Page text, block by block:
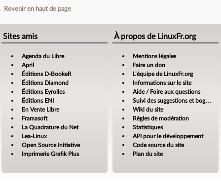
Revenir en haut de page
Sites amis
Agenda du Libre
April
Éditions D-BookeR
Éditions Diamond
Éditions Eyrolles
Éditions ENI
En Vente Libre
Framasoft
La Quadrature du Net
Lea-Linux
Open Source Initiative
Imprimerie Grafik Plus
À propos de LinuxFr.org
Mentions légales
Faire un don
L’équipe de LinuxFr.org
Informations sur le site
Aide / Foire aux questions
Suivi des suggestions et bogues
Wiki du site
Règles de modération
Statistiques
API pour le développement
Code source du site
Plan du site